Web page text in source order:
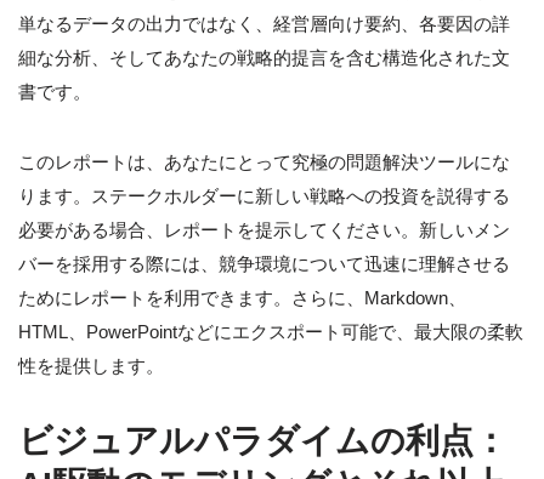
単なるデータの出力ではなく、経営層向け要約、各要因の詳
細な分析、そしてあなたの戦略的提言を含む構造化された文
書です。
このレポートは、あなたにとって究極の問題解決ツールにな
ります。ステークホルダーに新しい戦略への投資を説得する
必要がある場合、レポートを提示してください。新しいメン
バーを採用する際には、競争環境について迅速に理解させる
ためにレポートを利用できます。さらに、Markdown、
HTML、PowerPointなどにエクスポート可能で、最大限の柔軟
性を提供します。
ビジュアルパラダイムの利点：